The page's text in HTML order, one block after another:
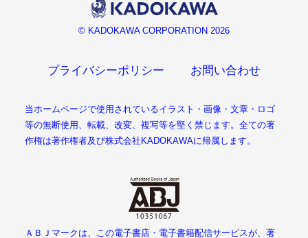
© KADOKAWA CORPORATION 2026
プライバシーポリシー お問い合わせ
当ホームページで使用されているイラスト・画像・文章・ロゴ
等の無断使用、転載、改変、複写等を堅く禁じます。全ての著
作権は著作権者及び株式会社KADOKAWAに帰属します。
ＡＢＪマークは、この電子書店・電子書籍配信サービスが、著